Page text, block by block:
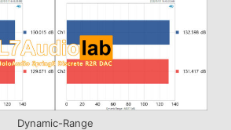
Dynamic-Range